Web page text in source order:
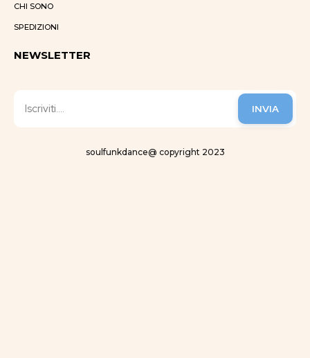
CHI SONO
SPEDIZIONI
NEWSLETTER
INVIA
soulfunkdance@ copyright 2023